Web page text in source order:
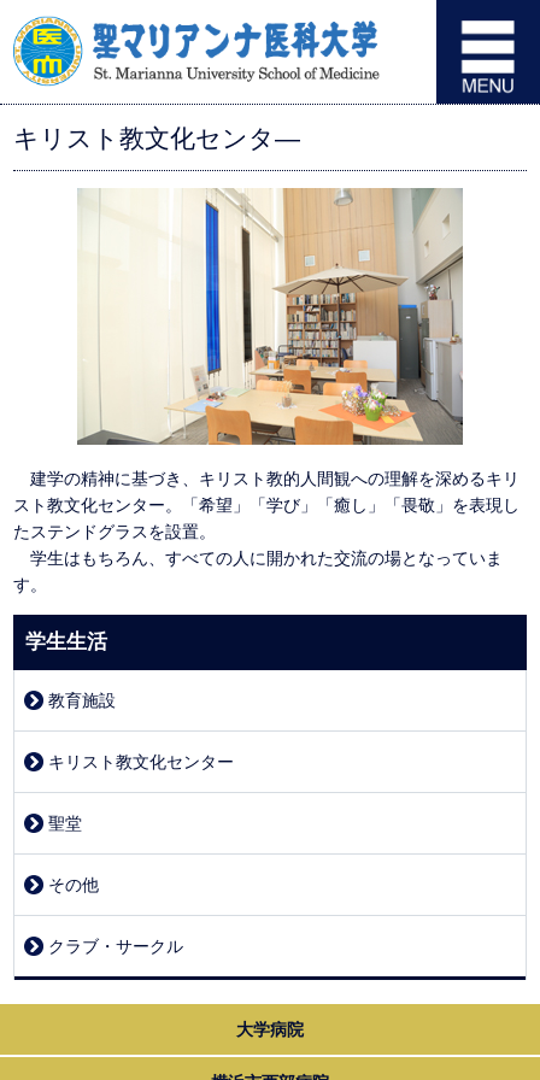
キリスト教文化センタ―
建学の精神に基づき、キリスト教的人間観への理解を深めるキリ
スト教文化センター。「希望」「学び」「癒し」「畏敬」を表現し
たステンドグラスを設置。
学生はもちろん、すべての人に開かれた交流の場となっていま
す。
学生生活
教育施設
キリスト教文化センター
聖堂
その他
クラブ・サークル
大学病院